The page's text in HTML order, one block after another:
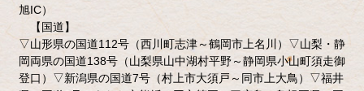
旭IC）
【国道】
▽山形県の国道112号（西川町志津～鶴岡市上名川）▽山梨・静
岡両県の国道138号（山梨県山中湖村平野～静岡県小山町須走御
登口）▽新潟県の国道7号（村上市大須戸～同市上大鳥）▽福井